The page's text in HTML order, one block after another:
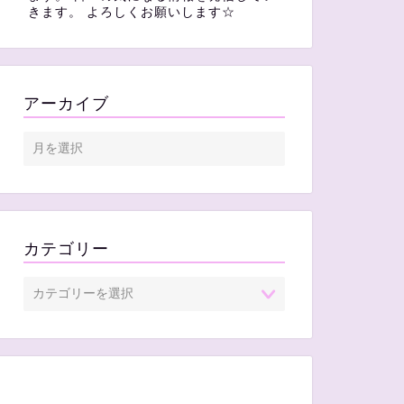
きます。 よろしくお願いします☆
アーカイブ
カテゴリー